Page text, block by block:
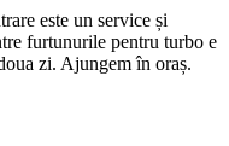
este un service și
furtunurile pentru turbo e
zi. Ajungem în oraș.